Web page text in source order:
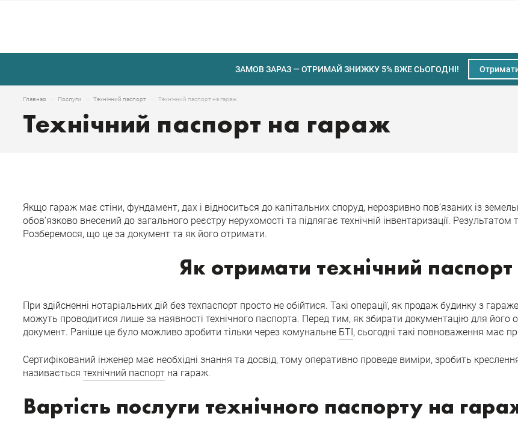
ЗАМОВ ЗАРАЗ — ОТРИМАЙ ЗНИЖКУ 5% ВЖЕ СЬОГОДНІ!
Главная Послуги Технічний паспорт Технічний паспорт на гараж
Технічний паспорт на гараж
Якщо гараж має стіни, фундамент, дах і відноситься до капітальних споруд, нерозривно пов’язаних із
обов’язково внесений до загального реєстру нерухомості та підлягає технічній інвентаризації.
Розберемося, що це за документ та як його отримати.
Як отримати технічний
При здійсненні нотаріальних дій без техпаспорт просто не обійтися. Такі операції, як продаж будинку з
можуть проводитися лише за наявності технічного паспорта. Перед тим, як збирати документацію для його
документ. Раніше це було можливо зробити тільки через комунальне БТІ , сьогодні такі повноваження має
Сертифікований інженер має необхідні знання та досвід, тому оперативно проведе виміри, зробить
називається технічний паспорт на гараж.
Вартість послуги технічного паспорту на